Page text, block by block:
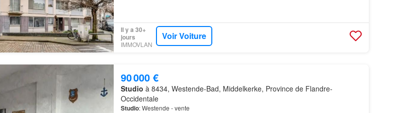
Il y a 30+
jours
IMMOVLAN
Voir Voiture
90 000 €
Studio à 8434, Westende-Bad, Middelkerke, Province de Flandre-
Occidentale
Studio: Westende - vente